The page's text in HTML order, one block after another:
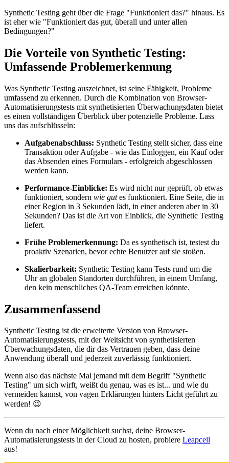
Synthetic Testing geht über die Frage "Funktioniert das?" hinaus. Es
ist eher wie "Funktioniert das gut, überall und unter allen
Bedingungen?"
Die Vorteile von Synthetic Testing:
Umfassende Problemerkennung
Was Synthetic Testing auszeichnet, ist seine Fähigkeit, Probleme
umfassend zu erkennen. Durch die Kombination von Browser-
Automatisierungstests mit synthetisierten Überwachungsdaten bietet
es einen vollständigen Überblick über potenzielle Probleme. Lass
uns das aufschlüsseln:
Aufgabenabschluss: Synthetic Testing stellt sicher, dass eine
Transaktion oder Aufgabe - wie das Einloggen, ein Kauf oder
das Absenden eines Formulars - erfolgreich abgeschlossen
werden kann.
Performance-Einblicke: Es wird nicht nur geprüft, ob etwas
funktioniert, sondern wie gutes funktioniert. Eine Seite, die in
einer Region in 3 Sekunden lädt, in einer anderen aber in 30
Sekunden? Das ist die Art von Einblick, die Synthetic Testing
liefert.
Frühe Problemerkennung: Da es synthetisch ist, testest du
proaktiv Szenarien, bevor echte Benutzer auf sie stoßen.
Skalierbarkeit: Synthetic Testing kann Tests rund um die
Uhr an globalen Standorten durchführen, in einem Umfang,
den kein menschliches QA-Team erreichen könnte.
Zusammenfassend
Synthetic Testing ist die erweiterte Version von Browser-
Automatisierungstests, mit der Weitsicht von synthetisierten
Überwachungsdaten, die dir das Vertrauen geben, dass deine
Anwendung überall und jederzeit zuverlässig funktioniert.
Wenn also das nächste Mal jemand mit dem Begriff "Synthetic
Testing" um sich wirft, weißt du genau, was es ist... und wie du
vermeiden kannst, von vagen Erklärungen hinters Licht geführt zu
werden! 😉
Wenn du nach einer Möglichkeit suchst, deine Browser-
Automatisierungstests in der Cloud zu hosten, probiere Leapcell
aus!